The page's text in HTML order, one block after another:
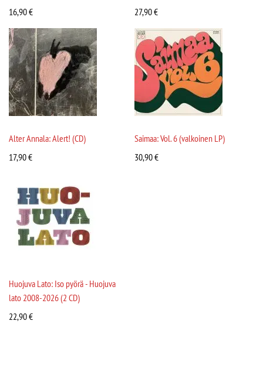
16,90€ 27,90€
Alter Annala: Alert! (CD)
17,90€
Saimaa: Vol. 6 (valkoinen LP)
30,90€
Huojuva Lato: Iso pyörä - Huojuva
lato 2008-2026 (2 CD)
22,90€